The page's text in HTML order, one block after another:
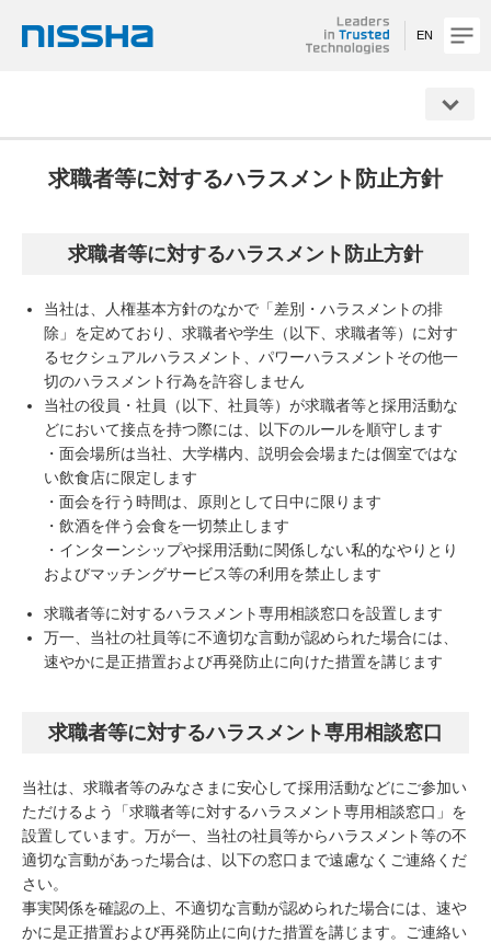
EN
求職者等に対するハラスメント防止方針
求職者等に対するハラスメント防止方針
当社は、人権基本方針のなかで「差別・ハラスメントの排
除」を定めており、求職者や学生（以下、求職者等）に対す
るセクシュアルハラスメント、パワーハラスメントその他一
切のハラスメント行為を許容しません
当社の役員・社員（以下、社員等）が求職者等と採用活動な
どにおいて接点を持つ際には、以下のルールを順守します
・面会場所は当社、大学構内、説明会会場または個室ではな
い飲食店に限定します
・面会を行う時間は、原則として日中に限ります
・飲酒を伴う会食を一切禁止します
・インターンシップや採用活動に関係しない私的なやりとり
およびマッチングサービス等の利用を禁止します
求職者等に対するハラスメント専用相談窓口を設置します
万一、当社の社員等に不適切な言動が認められた場合には、
速やかに是正措置および再発防止に向けた措置を講じます
求職者等に対するハラスメント専用相談窓口
当社は、求職者等のみなさまに安心して採用活動などにご参加い
ただけるよう「求職者等に対するハラスメント専用相談窓口」を
設置しています。万が一、当社の社員等からハラスメント等の不
適切な言動があった場合は、以下の窓口まで遠慮なくご連絡くだ
さい。
事実関係を確認の上、不適切な言動が認められた場合には、速や
かに是正措置および再発防止に向けた措置を講じます。ご連絡い